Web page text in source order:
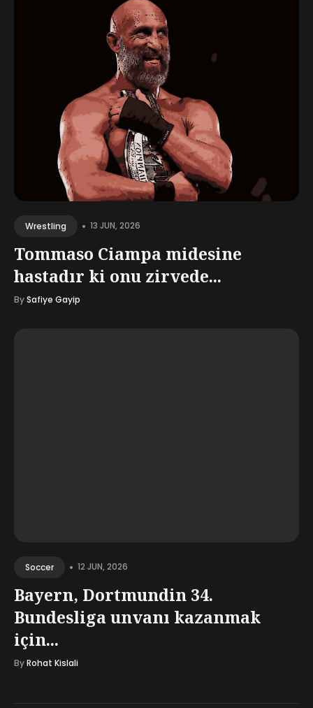
Wrestling • 13 JUN, 2026
Tommaso Ciampa midesine
hastadır ki onu zirvede...
BySafiye Gayip
Soccer • 12 JUN, 2026
Bayern, Dortmundin 34.
Bundesliga unvanı kazanmak
için...
ByRohat Kislali